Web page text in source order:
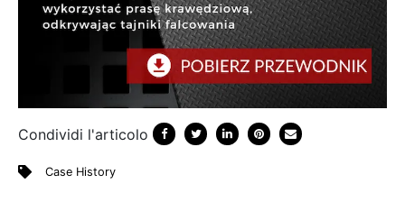
Condividi l'articolo
Case History